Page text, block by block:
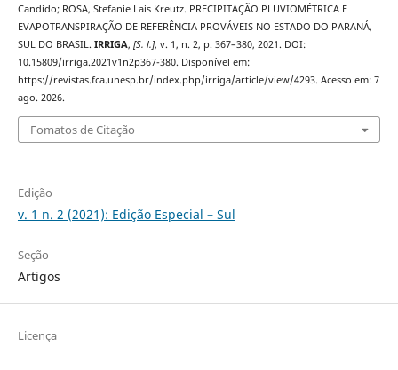
Candido; ROSA, Stefanie Lais Kreutz. PRECIPITAÇÃO PLUVIOMÉTRICA E
EVAPOTRANSPIRAÇÃO DE REFERÊNCIA PROVÁVEIS NO ESTADO DO PARANÁ,
SUL DO BRASIL. IRRIGA, [S. l.], v. 1, n. 2, p. 367–380, 2021. DOI:
10.15809/irriga.2021v1n2p367-380. Disponível em:
https://revistas.fca.unesp.br/index.php/irriga/article/view/4293. Acesso em: 7
ago. 2026.
Fomatos de Citação
Edição
v. 1 n. 2 (2021): Edição Especial – Sul
Seção
Artigos
Licença